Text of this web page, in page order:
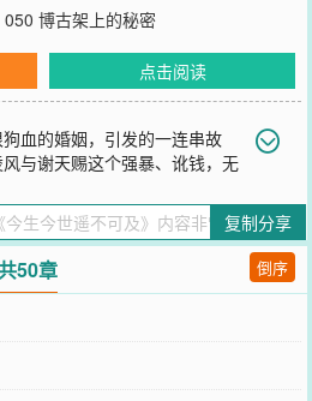
050 博古架上的秘密
点击阅读
血的婚姻，引发的一连串故
与谢天赐这个强暴、讹钱，无
，而是近在咫尺，今生今世却遥不可
也好，乌云也罢，不是飘过，而是
所有女子心中的那一片云。互动群
复制分享
50章 倒序